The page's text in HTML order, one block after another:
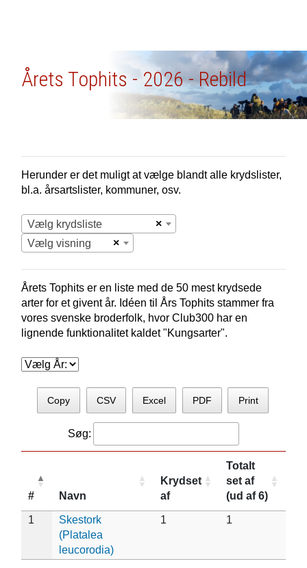
Årets Tophits - 2026 - Rebild
Herunder er det muligt at vælge blandt alle krydslister,
bl.a. årsartslister, kommuner, osv.
×
Vælg krydsliste
×
Vælg visning
Årets Tophits er en liste med de 50 mest krydsede
arter for et givent år. Idéen til Års Tophits stammer fra
vores svenske broderfolk, hvor Club300 har en
lignende funktionalitet kaldet "Kungsarter".
Copy CSV Excel PDF Print
Søg:
# Navn
Krydset
af
Totalt
set af
(ud af 6)
1
Skestork
(Platalea
leucorodia)
1 1